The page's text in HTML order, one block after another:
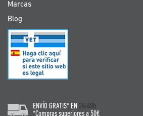
Marcas
Blog
ENVÍO GRATIS* EN 24/48h
*Compras superiores a 50€